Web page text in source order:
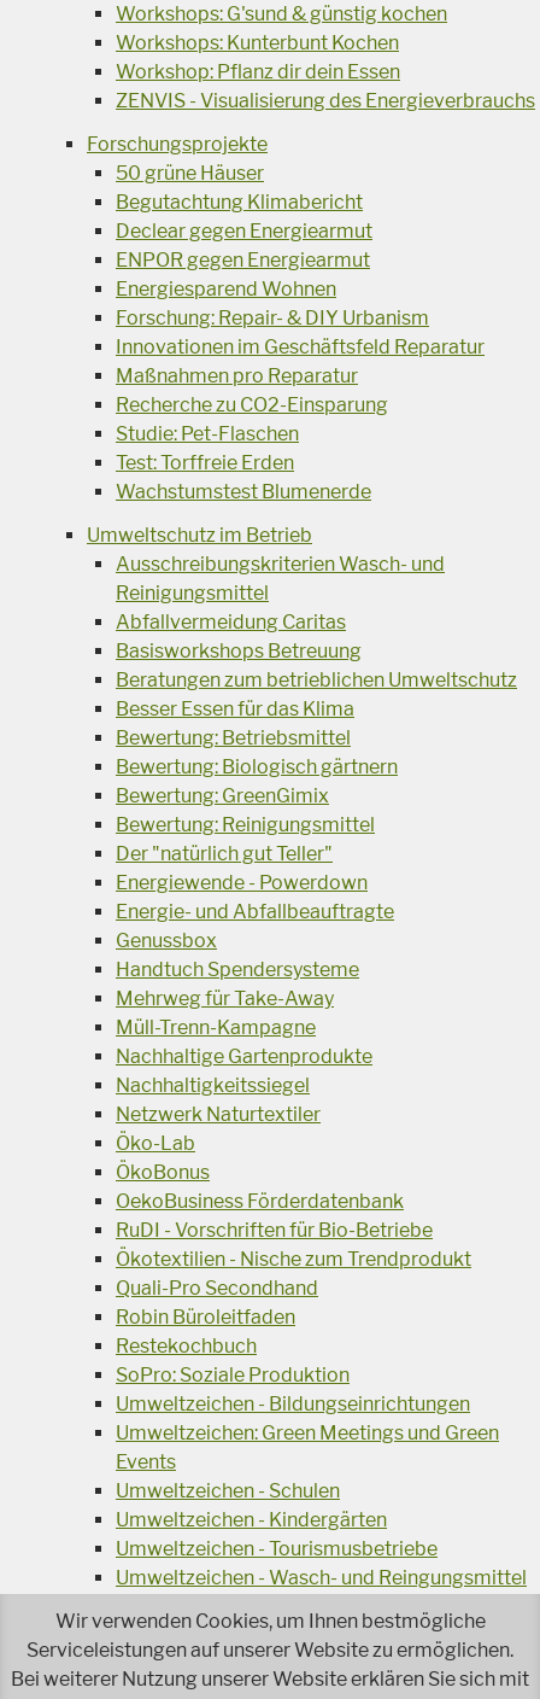
Workshops: G'sund & günstig kochen
Workshops: Kunterbunt Kochen
Workshop: Pflanz dir dein Essen
ZENVIS - Visualisierung des Energieverbrauchs
Forschungsprojekte
50 grüne Häuser
Begutachtung Klimabericht
Declear gegen Energiearmut
ENPOR gegen Energiearmut
Energiesparend Wohnen
Forschung: Repair- & DIY Urbanism
Innovationen im Geschäftsfeld Reparatur
Maßnahmen pro Reparatur
Recherche zu CO2-Einsparung
Studie: Pet-Flaschen
Test: Torffreie Erden
Wachstumstest Blumenerde
Umweltschutz im Betrieb
Ausschreibungskriterien Wasch- und
Reinigungsmittel
Abfallvermeidung Caritas
Basisworkshops Betreuung
Beratungen zum betrieblichen Umweltschutz
Besser Essen für das Klima
Bewertung: Betriebsmittel
Bewertung: Biologisch gärtnern
Bewertung: GreenGimix
Bewertung: Reinigungsmittel
Der "natürlich gut Teller"
Energiewende - Powerdown
Energie- und Abfallbeauftragte
Genussbox
Handtuch Spendersysteme
Mehrweg für Take-Away
Müll-Trenn-Kampagne
Nachhaltige Gartenprodukte
Nachhaltigkeitssiegel
Netzwerk Naturtextiler
Öko-Lab
ÖkoBonus
OekoBusiness Förderdatenbank
RuDI - Vorschriften für Bio-Betriebe
Ökotextilien - Nische zum Trendprodukt
Quali-Pro Secondhand
Robin Büroleitfaden
Restekochbuch
SoPro: Soziale Produktion
Umweltzeichen - Bildungseinrichtungen
Umweltzeichen: Green Meetings und Green
Events
Umweltzeichen - Schulen
Umweltzeichen - Kindergärten
Umweltzeichen - Tourismusbetriebe
Umweltzeichen - Wasch- und Reingungsmittel
Veranstaltungsreihe Ressourcen-Effizienz
Wiederverwendung von Elektroaltgeräten
Wasser - das Businessgetränk
Wohnprojekt Parcours
Wir verwenden Cookies, um Ihnen bestmögliche
Serviceleistungen auf unserer Website zu ermöglichen.
Bei weiterer Nutzung unserer Website erklären Sie sich mit